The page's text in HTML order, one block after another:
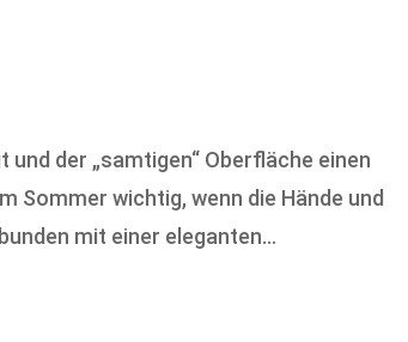
der „samtigen“ Oberfläche einen
Sommer wichtig, wenn die Hände und
mit einer eleganten...